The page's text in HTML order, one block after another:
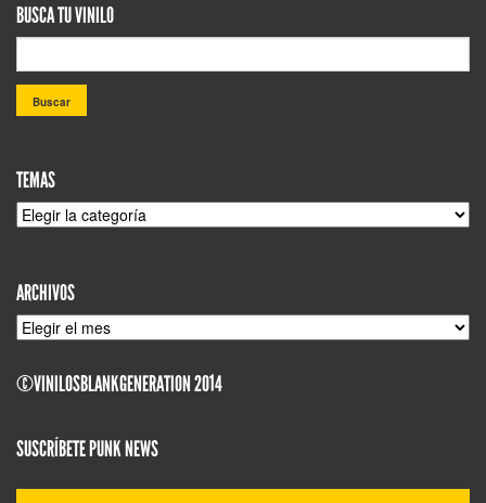
BUSCA TU VINILO
TEMAS
TEMAS
ARCHIVOS
ARCHIVOS
©VINILOSBLANKGENERATION 2014
SUSCRÍBETE PUNK NEWS